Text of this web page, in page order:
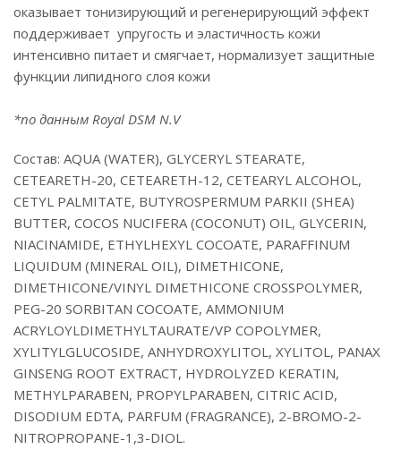
оказывает тонизирующий и регенерирующий эффект
поддерживает упругость и эластичность кожи
интенсивно питает и смягчает, нормализует защитные
функции липидного слоя кожи
*по данным Royal DSM N.V
Состав: AQUA (WATER), GLYCERYL STEARATE,
CETEARETH-20, CETEARETH-12, CETEARYL ALCOHOL,
CETYL PALMITATE, BUTYROSPERMUM PARKII (SHEA)
BUTTER, COCOS NUCIFERA (COCONUT) OIL, GLYCERIN,
NIACINAMIDE, ETHYLHEXYL COCOATE, PARAFFINUM
LIQUIDUM (MINERAL OIL), DIMETHICONE,
DIMETHICONE/VINYL DIMETHICONE CROSSPOLYMER,
PEG-20 SORBITAN COCOATE, AMMONIUM
ACRYLOYLDIMETHYLTAURATE/VP COPOLYMER,
XYLITYLGLUCOSIDE, ANHYDROXYLITOL, XYLITOL, PANAX
GINSENG ROOT EXTRACT, HYDROLYZED KERATIN,
METHYLPARABEN, PROPYLPARABEN, CITRIC ACID,
DISODIUM EDTA, PARFUM (FRAGRANCE), 2-BROMO-2-
NITROPROPANE-1,3-DIOL.